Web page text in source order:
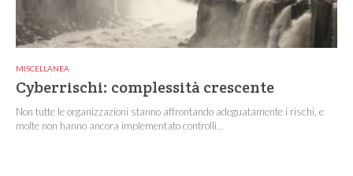
MISCELLANEA
Cyberrischi: complessità crescente
Non tutte le organizzazioni stanno affrontando adeguatamente i rischi, e
molte non hanno ancora implementato controlli...